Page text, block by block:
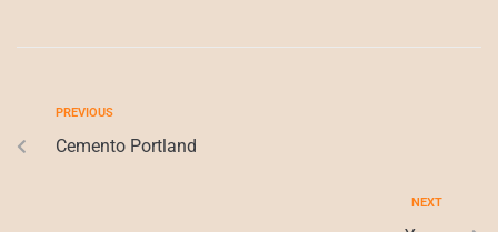
PREVIOUS
Cemento Portland
NEXT